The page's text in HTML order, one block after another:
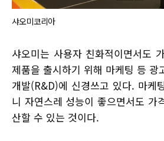
샤오미코리아
샤오미는 사용자 친화적이면서도
제품을 출시하기 위해 마케팅 등 광
개발(R&D)에 신경쓰고 있다. 마케
니 자연스레 성능이 좋으면서도 가
산할 수 있는 것이다.